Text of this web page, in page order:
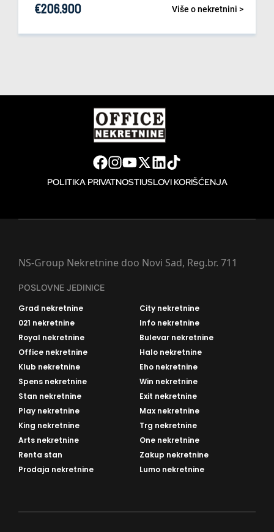
Više o nekretnini >
€206.900
POLITIKA PRIVATNOSTIUSLOVI KORIŠĆENJA
NS-Group Nekretnine doo Novi Sad, Reg.br. 711
POSLOVNE JEDINICE
Grad nekretnine
City nekretnine
021 nekretnine
Info nekretnine
Royal nekretnine
Bulevar nekretnine
Office nekretnine
Halo nekretnine
Klub nekretnine
Eho nekretnine
Spens nekretnine
Win nekretnine
Stan nekretnine
Exit nekretnine
Play nekretnine
Max nekretnine
King nekretnine
Trg nekretnine
Arts nekretnine
One nekretnine
Renta stan
Zakup nekretnine
Prodaja nekretnine
Lumo nekretnine